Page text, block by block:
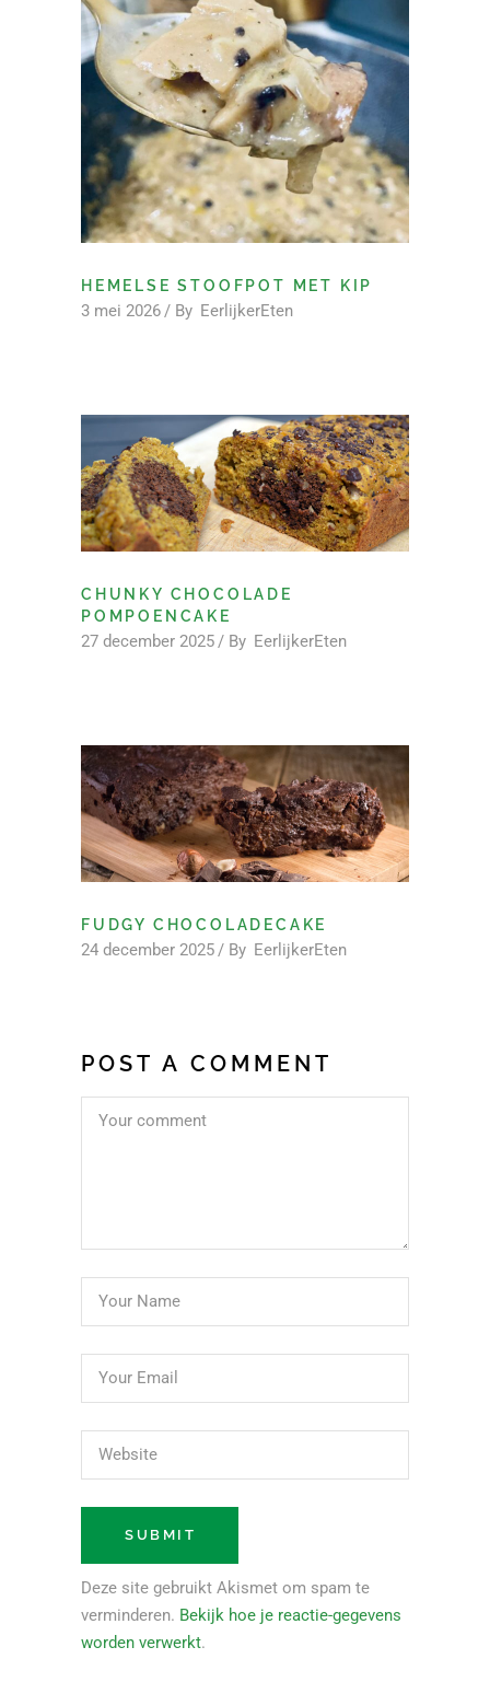
HEMELSE STOOFPOT MET KIP
3 mei 2026 By EerlijkerEten
CHUNKY CHOCOLADE
POMPOENCAKE
27 december 2025 By EerlijkerEten
FUDGY CHOCOLADECAKE
24 december 2025 By EerlijkerEten
POST A COMMENT
Deze site gebruikt Akismet om spam te
verminderen. Bekijk hoe je reactie-gegevens
worden verwerkt.